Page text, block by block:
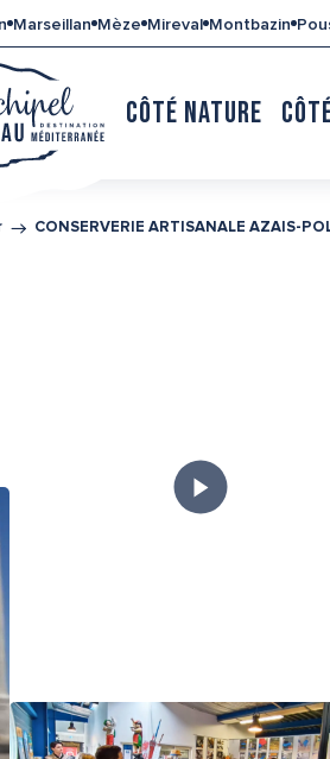
Marseillan Mèze Mireval Montbazin
CÔTÉ NATURE
CONSERVERIE ARTISANALE AZAIS-